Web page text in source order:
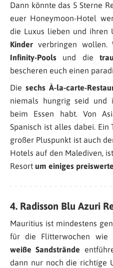
Dann könnte das 5 Sterne
euer Honeymoon-Hotel
die Luxus lieben und ihren
Kinder verbringen wollen.
Infinity-Pools und die
bescheren euch einen
Die sechs À-la-carte-
niemals hungrig seid und
beim Essen habt. Von
Spanisch ist alles dabei. Ein
großer Pluspunkt ist auch
Hotels auf den Malediven,
Resort um einiges
4. Radisson Blu Azuri
Mauritius ist mindestens
für die Flitterwochen wie
weiße Sandstrände
dann nur noch die richtige